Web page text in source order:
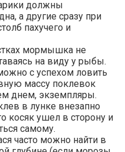
должны
а другие сразу при
пахучего и
мормышка не
на виду у рыбы.
с успехом ловить
массу поклевок
днем, экземпляры.
в лунке внезапно
косяк ушел в сторону и
самому.
часто можно найти в